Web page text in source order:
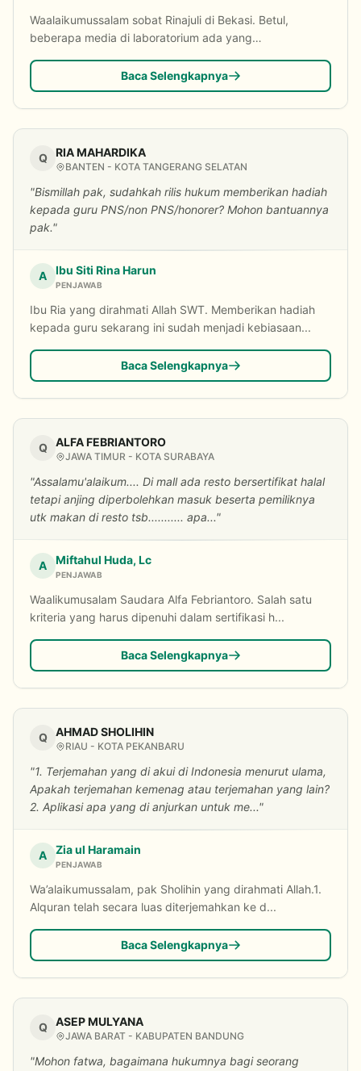
Waalaikumussalam sobat Rinajuli di Bekasi. Betul,
beberapa media di laboratorium ada yang
Baca Selengkapnya
Q RIA MAHARDIKA
BANTEN - KOTA TANGERANG SELATAN
"Bismillah pak, sudahkah rilis hukum memberikan hadiah
kepada guru PNS/non PNS/honorer? Mohon bantuannya
pak."
A Ibu Siti Rina Harun
PENJAWAB
Ibu Ria yang dirahmati Allah SWT. Memberikan hadiah
kepada guru sekarang ini sudah menjadi kebiasaan...
Baca Selengkapnya
Q ALFA FEBRIANTORO
JAWA TIMUR - KOTA SURABAYA
"Assalamu'alaikum.... Di mall ada resto bersertifikat halal
tetapi anjing diperbolehkan masuk beserta pemiliknya
utk makan di resto tsb........... apa..."
A Miftahul Huda, Lc
PENJAWAB
Waalikumusalam Saudara Alfa Febriantoro. Salah satu
kriteria yang harus dipenuhi dalam sertifikasi h...
Baca Selengkapnya
Q AHMAD SHOLIHIN
RIAU - KOTA PEKANBARU
"1. Terjemahan yang di akui di Indonesia menurut ulama,
Apakah terjemahan kemenag atau terjemahan yang lain?
2. Aplikasi apa yang di anjurkan untuk me..."
A Zia ul Haramain
PENJAWAB
Wa’alaikumussalam, pak Sholihin yang dirahmati Allah.1.
Alquran telah secara luas diterjemahkan ke d...
Baca Selengkapnya
Q ASEP MULYANA
JAWA BARAT - KABUPATEN BANDUNG
"Mohon fatwa, bagaimana hukumnya bagi seorang